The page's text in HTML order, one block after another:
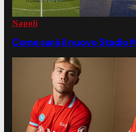
Napoli
Come sarà il nuovo Stadio